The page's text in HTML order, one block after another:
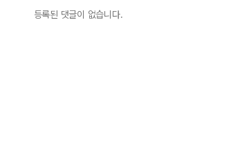
등록된 댓글이 없습니다.